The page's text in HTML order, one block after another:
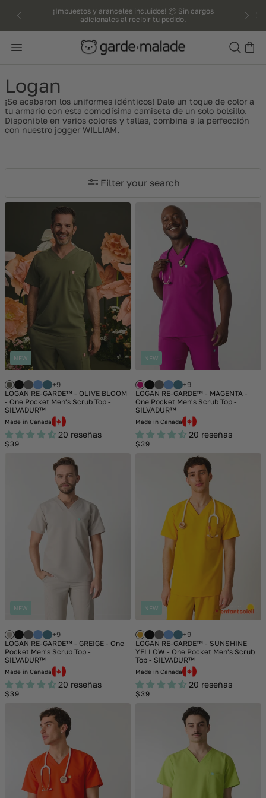
to
¡Impuestos y aranceles incluidos! 📦 Sin cargos
adicionales al recibir tu pedido.
Search
Logan
¡Se acabaron los uniformes idénticos! Dale un toque de color a
tu armario con esta comodísima camiseta de un solo bolsillo.
Disponible en varios colores y tallas, combina a la perfección
con nuestro jogger WILLIAM.
Filter your search
NEW
+9
LOGAN RE-GARDE™ - OLIVE BLOOM
- One Pocket Men's Scrub Top -
SILVADUR™
Made in Canada
20 reseñas
Regular
$39
NEW
+9
LOGAN RE-GARDE™ - MAGENTA -
One Pocket Men's Scrub Top -
SILVADUR™
Made in Canada
20 reseñas
Regular
$39
NEW
+9
LOGAN RE-GARDE™ - GREIGE - One
Pocket Men's Scrub Top -
SILVADUR™
Made in Canada
20 reseñas
Regular
$39
NEW
+9
LOGAN RE-GARDE™ - SUNSHINE
YELLOW - One Pocket Men's Scrub
Top - SILVADUR™
Made in Canada
20 reseñas
Regular
$39